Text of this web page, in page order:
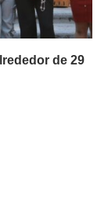
de 29